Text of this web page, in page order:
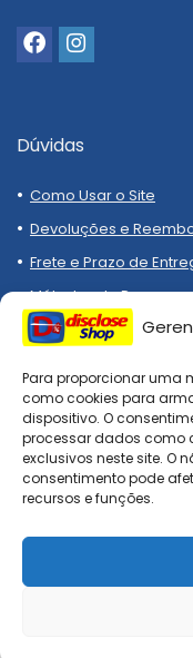
Para proporcionar uma
como cookies para
dispositivo. O
processar dados como
exclusivos neste site. O
consentimento pode
recursos e funções.
Dúvidas
Como Usar o Site
Devoluções e
Frete e Prazo de
Métodos de
Compre melhor,
segura!